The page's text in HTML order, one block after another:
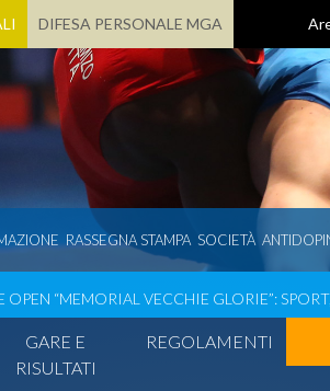
DIFESA PERSONALE MGA
RASSEGNA STAMPA SOCIETÀ
OPEN “MEMORIAL VECCHIE GLORIE”:
GARE E
RISULTATI
REGOLAMENTI